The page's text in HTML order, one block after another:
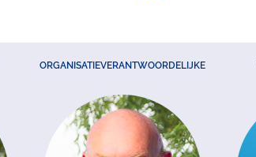
ORGANISATIEVERANTWOORDELIJKE